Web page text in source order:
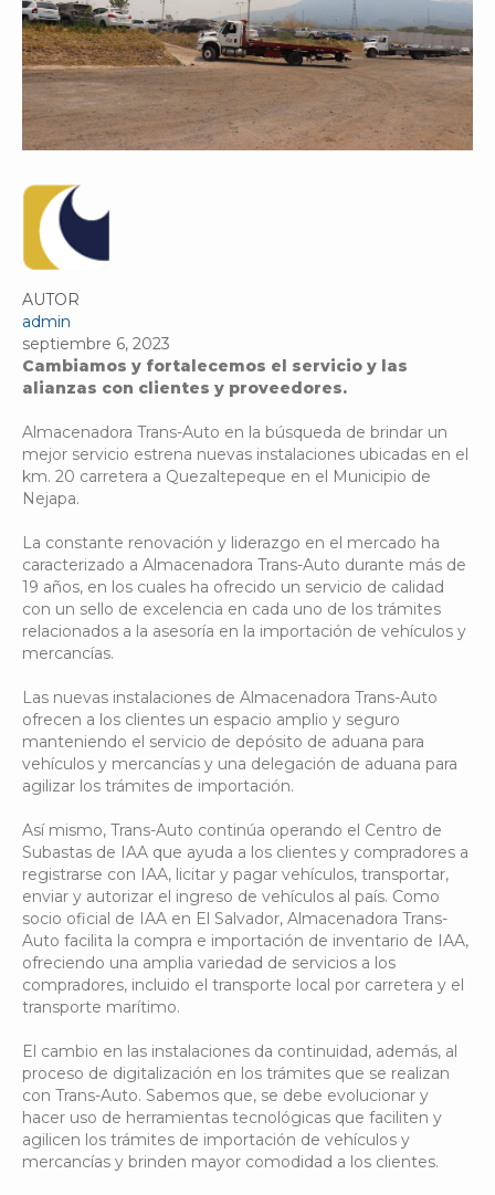
AUTOR
admin
septiembre 6, 2023
Cambiamos y fortalecemos el servicio y las
alianzas con clientes y proveedores.
Almacenadora Trans-Auto en la búsqueda de brindar un
mejor servicio estrena nuevas instalaciones ubicadas en el
km. 20 carretera a Quezaltepeque en el Municipio de
Nejapa.
La constante renovación y liderazgo en el mercado ha
caracterizado a Almacenadora Trans-Auto durante más de
19 años, en los cuales ha ofrecido un servicio de calidad
con un sello de excelencia en cada uno de los trámites
relacionados a la asesoría en la importación de vehículos y
mercancías.
Las nuevas instalaciones de Almacenadora Trans-Auto
ofrecen a los clientes un espacio amplio y seguro
manteniendo el servicio de depósito de aduana para
vehículos y mercancías y una delegación de aduana para
agilizar los trámites de importación.
Así mismo, Trans-Auto continúa operando el Centro de
Subastas de IAA que ayuda a los clientes y compradores a
registrarse con IAA, licitar y pagar vehículos, transportar,
enviar y autorizar el ingreso de vehículos al país. Como
socio oficial de IAA en El Salvador, Almacenadora Trans-
Auto facilita la compra e importación de inventario de IAA,
ofreciendo una amplia variedad de servicios a los
compradores, incluido el transporte local por carretera y el
transporte marítimo.
El cambio en las instalaciones da continuidad, además, al
proceso de digitalización en los trámites que se realizan
con Trans-Auto. Sabemos que, se debe evolucionar y
hacer uso de herramientas tecnológicas que faciliten y
agilicen los trámites de importación de vehículos y
mercancías y brinden mayor comodidad a los clientes.